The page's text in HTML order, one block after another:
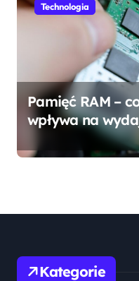
Technologia
Pamięć RAM –
wpływa na
komputera?
Kategorie